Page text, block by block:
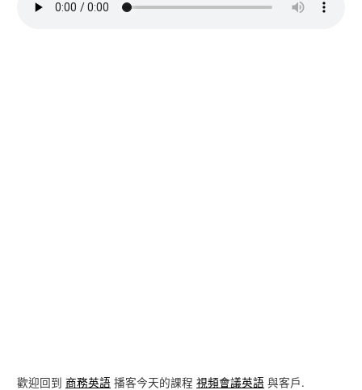
歡迎回到商務英語 播客今天的課程視頻會議英語 與客戶.